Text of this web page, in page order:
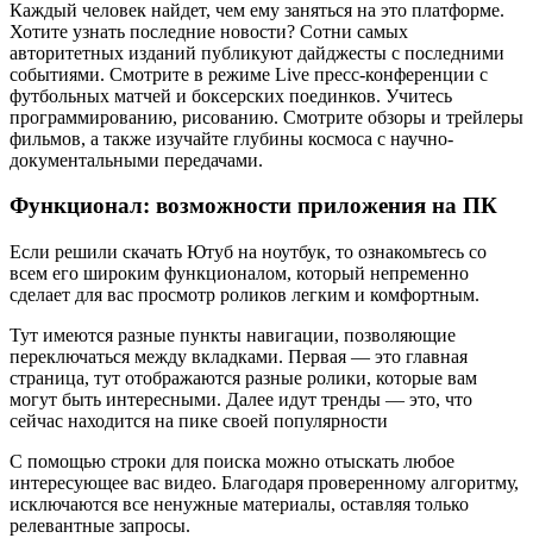
Каждый человек найдет, чем ему заняться на это платформе.
Хотите узнать последние новости? Сотни самых
авторитетных изданий публикуют дайджесты с последними
событиями. Смотрите в режиме Live пресс-конференции с
футбольных матчей и боксерских поединков. Учитесь
программированию, рисованию. Смотрите обзоры и трейлеры
фильмов, а также изучайте глубины космоса с научно-
документальными передачами.
Функционал: возможности приложения на ПК
Если решили скачать Ютуб на ноутбук, то ознакомьтесь со
всем его широким функционалом, который непременно
сделает для вас просмотр роликов легким и комфортным.
Тут имеются разные пункты навигации, позволяющие
переключаться между вкладками. Первая — это главная
страница, тут отображаются разные ролики, которые вам
могут быть интересными. Далее идут тренды — это, что
сейчас находится на пике своей популярности
С помощью строки для поиска можно отыскать любое
интересующее вас видео. Благодаря проверенному алгоритму,
исключаются все ненужные материалы, оставляя только
релевантные запросы.